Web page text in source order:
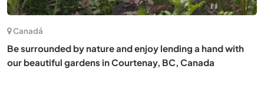
Canadá
Be surrounded by nature and enjoy lending a hand with
our beautiful gardens in Courtenay, BC, Canada